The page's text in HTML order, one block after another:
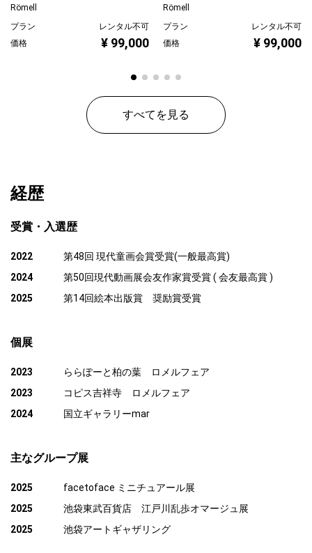
Römell
プラン
レンタル不可
価格
¥ 99,000
Römell
プラン
レンタル不可
価格
¥ 99,000
すべてを見る
経歴
受賞・入選歴
2022
第48回 現代童画会賞受賞(一般最高賞)
2024
第50回現代動画展会友作家賞受賞 ( 会友最高賞 )
2025
第14回絵本出版賞 奨励賞受賞
個展
2023
ららぽーと柏の葉 ロメルフェア
2023
コピス吉祥寺 ロメルフェア
2024
国立ギャラリーmar
主なグループ展
2025
facetoface ミニチュアール展
2025
池袋東武百貨店 江戸川乱歩オマージュ展
2025
池袋アートギャザリング